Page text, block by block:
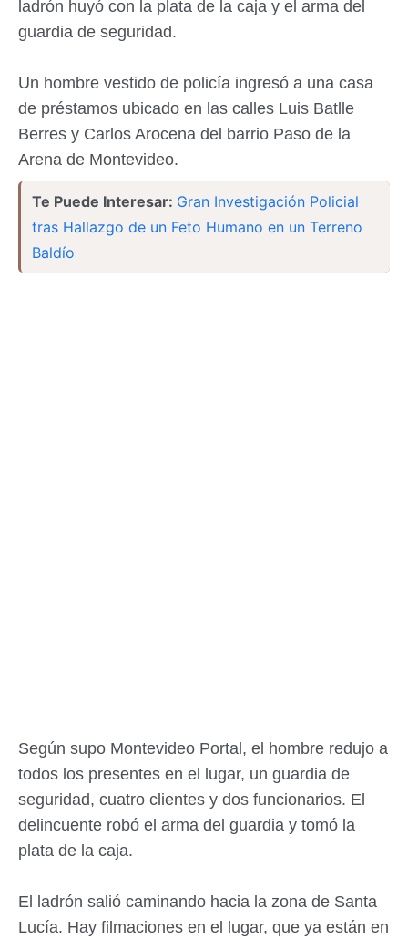
ladrón huyó con la plata de la caja y el arma del
guardia de seguridad.
Un hombre vestido de policía ingresó a una casa
de préstamos ubicado en las calles Luis Batlle
Berres y Carlos Arocena del barrio Paso de la
Arena de Montevideo.
Te Puede Interesar: Gran Investigación Policial
tras Hallazgo de un Feto Humano en un Terreno
Baldío
Según supo Montevideo Portal, el hombre redujo a
todos los presentes en el lugar, un guardia de
seguridad, cuatro clientes y dos funcionarios. El
delincuente robó el arma del guardia y tomó la
plata de la caja.
El ladrón salió caminando hacia la zona de Santa
Lucía. Hay filmaciones en el lugar, que ya están en